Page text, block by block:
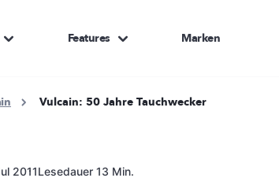
Features Marken
Vulcain: 50 Jahre Tauchwecker
2011Lesedauer 13 Min.